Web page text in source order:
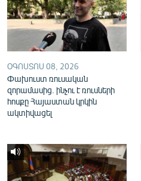
ՀԵՏԵՎԵՔ ՄԵԶ
«Ազատության» բոլոր
ՕԳՈՍՏՈՍ 08, 2026
Փախուստ ռուսական
զորամասից. ինչու է ռուսների
հոսքը Հայաստան կրկին
ակտիվացել